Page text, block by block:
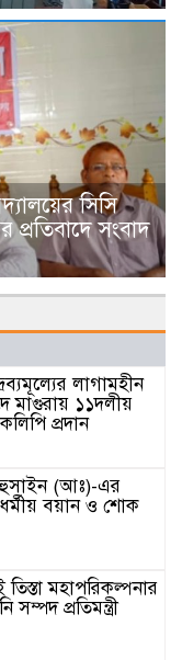
সিসি
প্রতিবাদে সংবাদ
লাগামহীন
মাগুরায় ১১দলীয়
প্রদান
হুসাইন (আঃ)-এর
বয়ান ও শোক
মহাপরিকল্পনার
প্রতিমন্ত্রী